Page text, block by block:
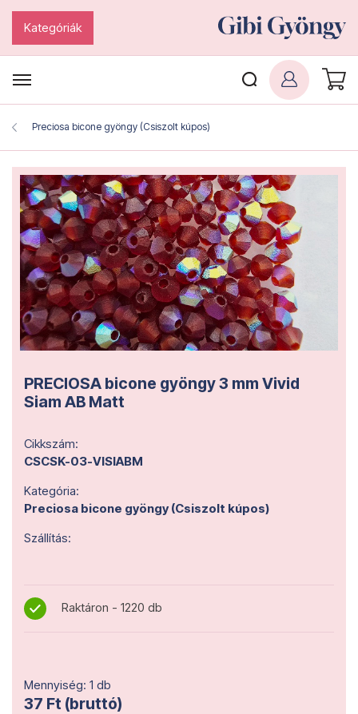
Kategóriák
Preciosa bicone gyöngy (Csiszolt kúpos)
PRECIOSA bicone gyöngy 3 mm Vivid
Siam AB Matt
Cikkszám:
CSCSK-03-VISIABM
Kategória:
Preciosa bicone gyöngy (Csiszolt kúpos)
Szállítás:
Raktáron - 1220 db
Mennyiség: 1 db
37 Ft (bruttó)